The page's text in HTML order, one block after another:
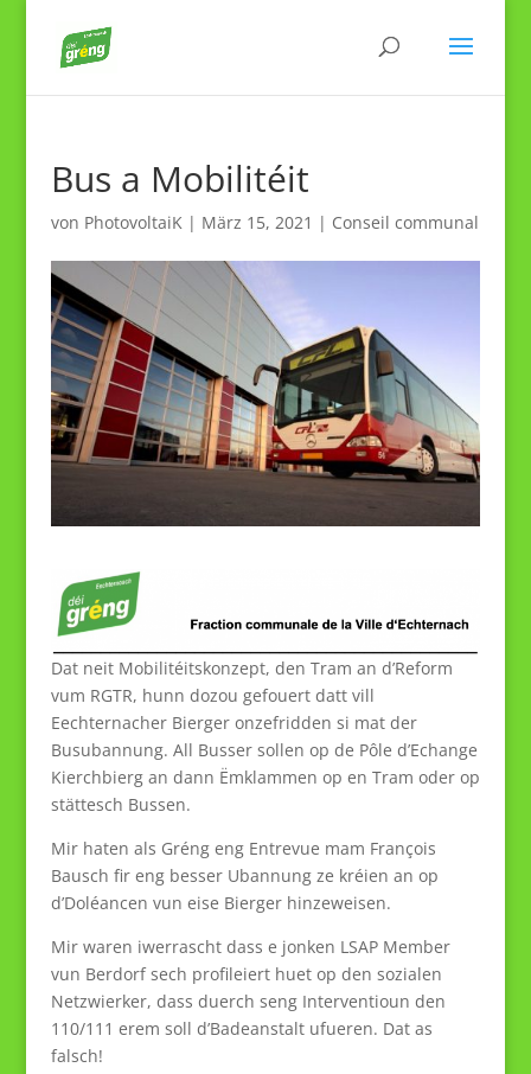
Bus a Mobilitéit
von PhotovoltaiK| März 15, 2021 | Conseil communal
Dat neit Mobilitéitskonzept, den Tram an d’Reform
vum RGTR, hunn dozou gefouert datt vill
Eechternacher Bierger onzefridden si mat der
Busubannung. All Busser sollen op de Pôle d’Echange
Kierchbierg an dann Ëmklammen op en Tram oder op
stättesch Bussen.
Mir haten als Gréng eng Entrevue mam François
Bausch fir eng besser Ubannung ze kréien an op
d’Doléancen vun eise Bierger hinzeweisen.
Mir waren iwerrascht dass e jonken LSAP Member
vun Berdorf sech profileiert huet op den sozialen
Netzwierker, dass duerch seng Interventioun den
110/111 erem soll d’Badeanstalt ufueren. Dat as
falsch!